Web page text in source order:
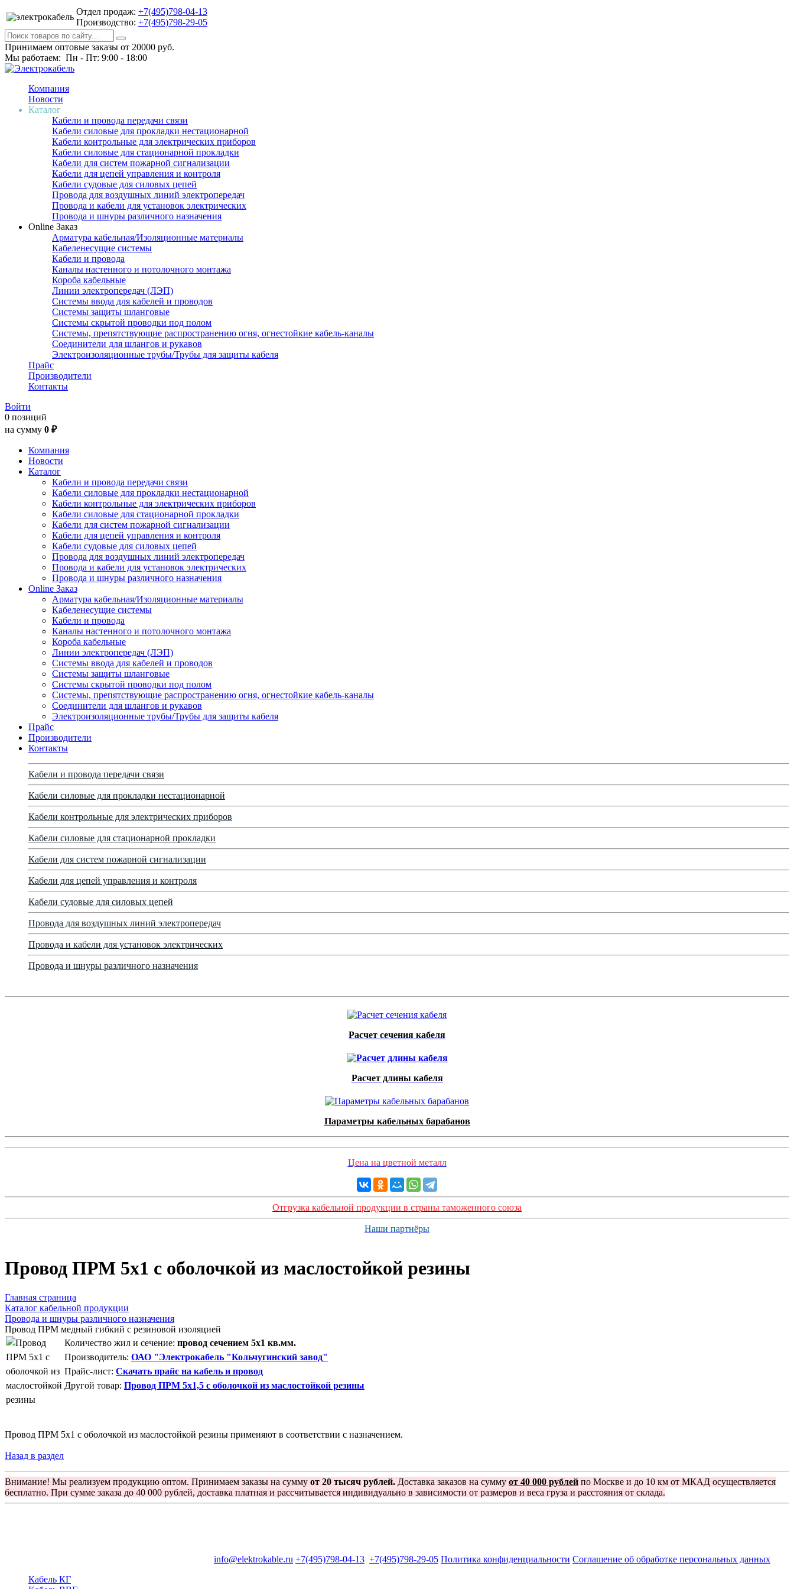
Отдел продаж: +7(495)798-04-13
Производство: +7(495)798-29-05
Принимаем оптовые заказы от 20000 руб.
Мы работаем: Пн - Пт: 9:00 - 18:00
Компания
Новости
Каталог
Кабели и провода передачи связи
Кабели силовые для прокладки нестационарной
Кабели контрольные для электрических приборов
Кабели силовые для стационарной прокладки
Кабели для систем пожарной сигнализации
Кабели для цепей управления и контроля
Кабели судовые для силовых цепей
Провода для воздушных линий электропередач
Провода и кабели для установок электрических
Провода и шнуры различного назначения
Online Заказ
Арматура кабельная/Изоляционные материалы
Кабеленесущие системы
Кабели и провода
Каналы настенного и потолочного монтажа
Короба кабельные
Линии электропередач (ЛЭП)
Системы ввода для кабелей и проводов
Системы защиты шланговые
Системы скрытой проводки под полом
Системы, препятствующие распространению огня, огнестойкие кабель-каналы
Соединители для шлангов и рукавов
Электроизоляционные трубы/Трубы для защиты кабеля
Прайс
Производители
Контакты
Войти
0 позиций
на сумму 0 ₽
Компания
Новости
Каталог
Кабели и провода передачи связи
Кабели силовые для прокладки нестационарной
Кабели контрольные для электрических приборов
Кабели силовые для стационарной прокладки
Кабели для систем пожарной сигнализации
Кабели для цепей управления и контроля
Кабели судовые для силовых цепей
Провода для воздушных линий электропередач
Провода и кабели для установок электрических
Провода и шнуры различного назначения
Online Заказ
Арматура кабельная/Изоляционные материалы
Кабеленесущие системы
Кабели и провода
Каналы настенного и потолочного монтажа
Короба кабельные
Линии электропередач (ЛЭП)
Системы ввода для кабелей и проводов
Системы защиты шланговые
Системы скрытой проводки под полом
Системы, препятствующие распространению огня, огнестойкие кабель-каналы
Соединители для шлангов и рукавов
Электроизоляционные трубы/Трубы для защиты кабеля
Прайс
Производители
Контакты
Кабели и провода передачи связи
Кабели силовые для прокладки нестационарной
Кабели контрольные для электрических приборов
Кабели силовые для стационарной прокладки
Кабели для систем пожарной сигнализации
Кабели для цепей управления и контроля
Кабели судовые для силовых цепей
Провода для воздушных линий электропередач
Провода и кабели для установок электрических
Провода и шнуры различного назначения
Расчет сечения кабеля
Расчет длины кабеля
Параметры кабельных барабанов
Цена на цветной металл
Отгрузка кабельной продукции в страны таможенного союза
Наши партнёры
Провод ПРМ 5х1 с оболочкой из маслостойкой резины
Главная страница
Каталог кабельной продукции
Провода и шнуры различного назначения
Провод ПРМ медный гибкий с резиновой изоляцией
Количество жил и сечение: провод сечением 5х1 кв.мм.
Производитель: ОАО "Электрокабель "Кольчугинский завод"
Прайс-лист: Скачать прайс на кабель и провод
Другой товар: Провод ПРМ 5х1,5 с оболочкой из маслостойкой резины
Провод ПРМ 5х1 с оболочкой из маслостойкой резины применяют в соответствии с назначением.
Назад в раздел
Внимание! Мы реализуем продукцию оптом. Принимаем заказы на сумму от 20 тысяч рублей. Доставка заказов на сумму от 40 000 рублей по Москве и до 10 км от МКАД осуществляется
бесплатно. При сумме заказа до 40 000 рублей, доставка платная и рассчитывается индивидуально в зависимости от размеров и веса груза и расстояния от склада.
info@elektrokable.ru +7(495)798-04-13 +7(495)798-29-05 Политика конфиденциальности Соглашение об обработке персональных данных
Кабель КГ